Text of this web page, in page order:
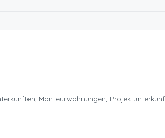
Monteurwohnungen,